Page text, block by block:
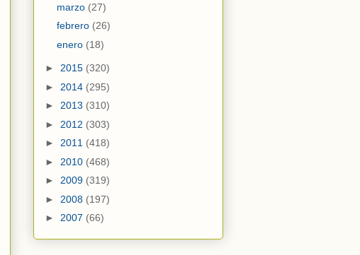
marzo (27)
febrero (26)
enero (18)
► 2015 (320)
► 2014 (295)
► 2013 (310)
► 2012 (303)
► 2011 (418)
► 2010 (468)
► 2009 (319)
► 2008 (197)
► 2007 (66)